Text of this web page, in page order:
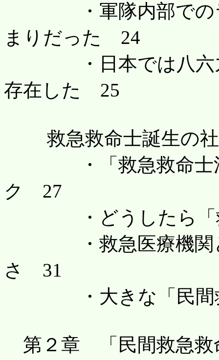
・軍隊内部でのラ
まりだった 24
・日本では八六九
存在した 25
救急救命士誕生の社
・「救急救命士法
ク 27
・どうしたら「救
・救急医療機関と
さ 31
・大きな「民間救
第２章 「民間救急救